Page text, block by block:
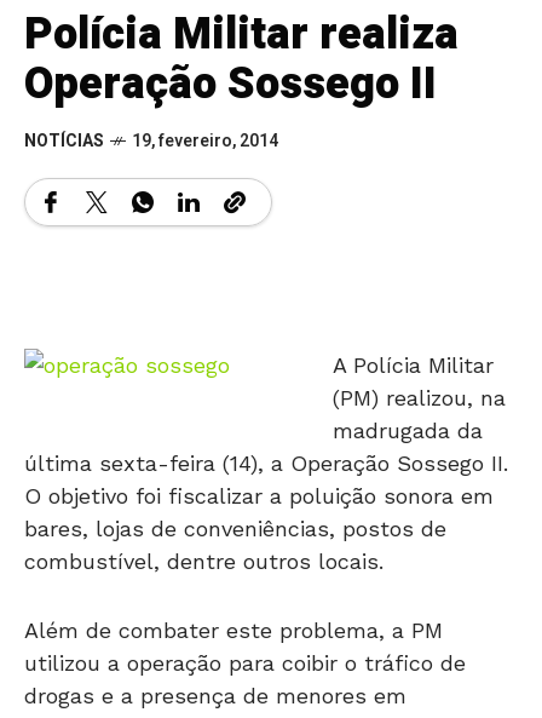
Polícia Militar realiza
Operação Sossego II
NOTÍCIAS 19, fevereiro, 2014
(PM) realizou, na
madrugada da
última sexta-feira (14), a Operação Sossego II.
O objetivo foi fiscalizar a poluição sonora em
bares, lojas de conveniências, postos de
combustível, dentre outros locais.
utilizou a operação para coibir o tráfico de
drogas e a presença de menores em
estabelecimentos no Jardim América e Setor